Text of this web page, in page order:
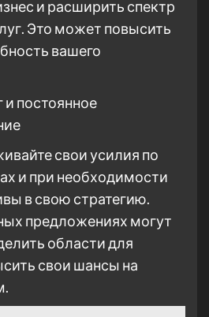
и расширить спектр
Это может повысить
вашего
и постоянное
свои усилия по
и при необходимости
в свою стратегию.
предложениях могут
области для
свои шансы на